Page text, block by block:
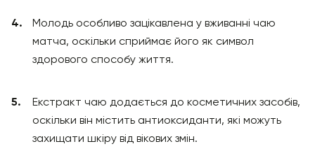
Молодь особливо зацікавлена у вживанні чаю
матча, оскільки сприймає його як символ
здорового способу життя.
Екстракт чаю додається до косметичних засобів,
оскільки він містить антиоксиданти, які можуть
захищати шкіру від вікових змін.